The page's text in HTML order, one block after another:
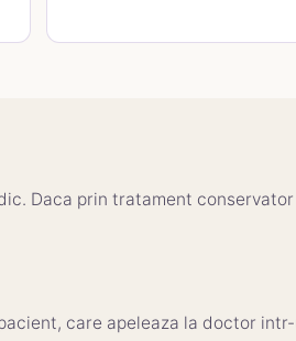
Daca prin tratament
care apeleaza la doctor